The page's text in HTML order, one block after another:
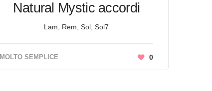
Natural Mystic accordi
Lam, Rem, Sol, Sol7
MOLTO SEMPLICE 0